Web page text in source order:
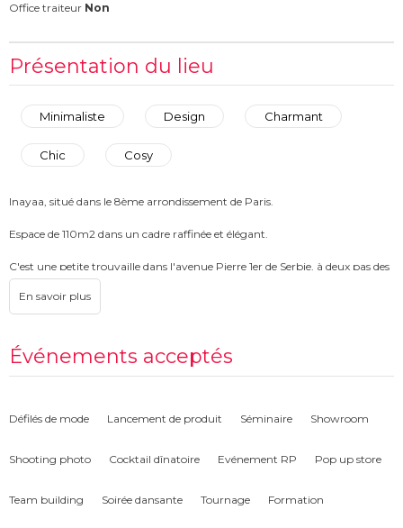
Office traiteur Non
Présentation du lieu
Minimaliste Design Charmant
Chic Cosy
Inayaa, situé dans le 8ème arrondissement de Paris.
Espace de 110m2 dans un cadre raffinée et élégant.
C'est une petite trouvaille dans l'avenue Pierre 1er de Serbie, à deux pas des
Champs-Élysées.
L'établissement vous accueille en privatisation dans le cadre d'événements
Événements acceptés
Défilés de mode Lancement de produit Séminaire Showroom
Shooting photo Cocktail dînatoire Evénement RP Pop up store
Team building Soirée dansante Tournage Formation